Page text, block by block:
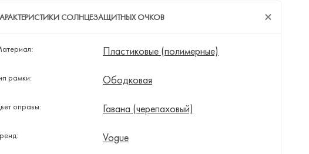
СОЛНЦЕЗАЩИТНЫХ ОЧКОВ
Пластиковые (полимерные)
рамки: Ободковая
оправы: Гавана (черепаховый)
Vogue